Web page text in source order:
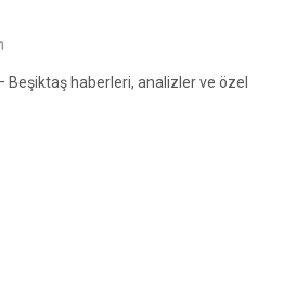
Beşiktaş haberleri, analizler ve özel